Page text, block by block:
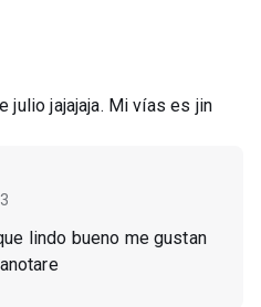
julio jajajaja. Mi vías es jin
lindo bueno me gustan